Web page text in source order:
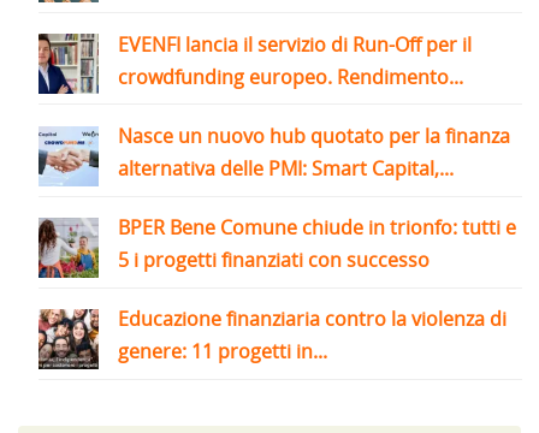
EVENFI lancia il servizio di Run-Off per il
crowdfunding europeo. Rendimento...
Nasce un nuovo hub quotato per la finanza
alternativa delle PMI: Smart Capital,...
BPER Bene Comune chiude in trionfo: tutti e
5 i progetti finanziati con successo
Educazione finanziaria contro la violenza di
genere: 11 progetti in...